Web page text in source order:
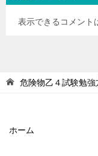
表示できるコメント
危険物乙４試験勉強
ホーム